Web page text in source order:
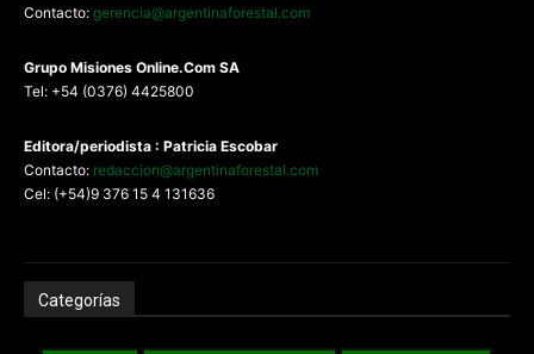
Contacto: gerencia@argentinaforestal.com
Grupo Misiones Online.Com SA
Tel: +54 (0376) 4425800
Editora/periodista : Patricia Escobar
Contacto: redaccion@argentinaforestal.com
Cel: (+54)9 376 15 4 131636
Categorías